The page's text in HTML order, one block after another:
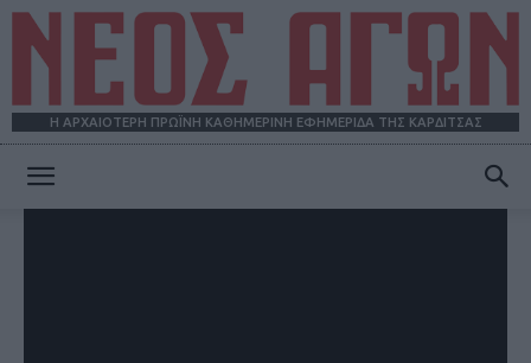
Η ΑΡΧΑΙΟΤΕΡΗ ΠΡΩΪΝΗ ΚΑΘΗΜΕΡΙΝΗ ΕΦΗΜΕΡΙΔΑ ΤΗΣ ΚΑΡΔΙΤΣΑΣ